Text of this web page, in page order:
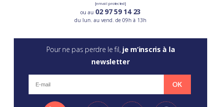
[email protected]
ou au 02 97 59 14 23
du lun. au vend. de 09h à 13h
Pour ne pas perdre le fil, je m’inscris à la
newsletter
OK